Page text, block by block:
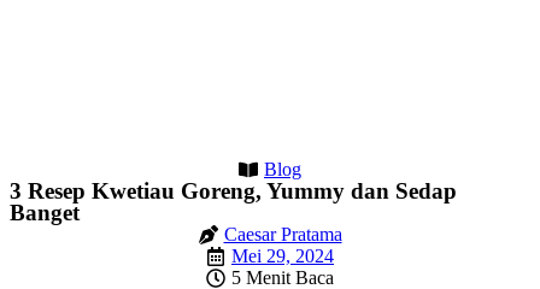
Blog
3 Resep Kwetiau Goreng, Yummy dan Sedap
Banget
Caesar Pratama
Mei 29, 2024
5 Menit Baca